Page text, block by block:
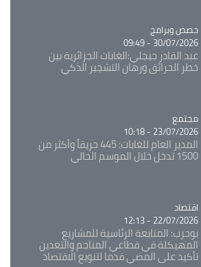
Catégorie
حصص وبرامج
30/07/2026 - 09:49
عبد القادر جيجلي:الغابات الجزائرية بين
خطر الحرائق ورهان التشجير الذكي
Catégorie
مجتمع
23/07/2026 - 10:18
المدير العام للغابات: 445 حريقاً وأكثر من
1500 تدخل خلال الموسم الحالي
Catégorie
اقتصاد
22/07/2026 - 12:13
بوحرب: المتابعة الرئاسية للمشاريع
المهيكلة في قطاعي المناجم والتعدين
تأكيد على المضي قدما لتنويع الاقتصاد